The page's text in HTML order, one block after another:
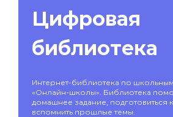
Цифровая
библиотека
Интернет-библиотека по
«Онлайн-школы». Библиотека
домашнее задание, подготовиться
вспомнить прошлые темы.